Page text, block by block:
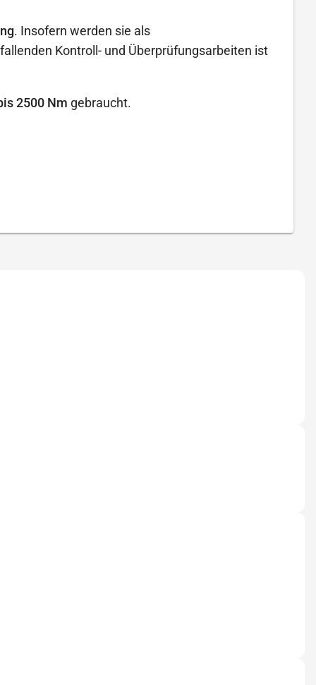
. Insofern werden sie als
Kontroll- und Überprüfungsarbeiten ist
2500 Nm gebraucht.